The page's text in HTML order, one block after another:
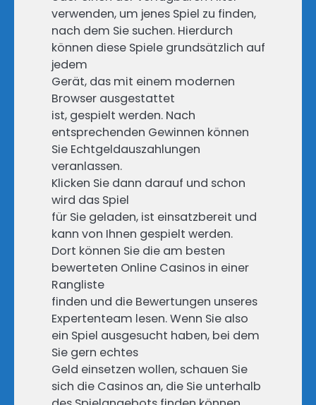
verwenden, um jenes Spiel zu finden,
nach dem Sie suchen. Hierdurch
können diese Spiele grundsätzlich auf
jedem
Gerät, das mit einem modernen
Browser ausgestattet
ist, gespielt werden. Nach
entsprechenden Gewinnen können
Sie Echtgeldauszahlungen
veranlassen.
Klicken Sie dann darauf und schon
wird das Spiel
für Sie geladen, ist einsatzbereit und
kann von Ihnen gespielt werden.
Dort können Sie die am besten
bewerteten Online Casinos in einer
Rangliste
finden und die Bewertungen unseres
Expertenteam lesen. Wenn Sie also
ein Spiel ausgesucht haben, bei dem
Sie gern echtes
Geld einsetzen wollen, schauen Sie
sich die Casinos an, die Sie unterhalb